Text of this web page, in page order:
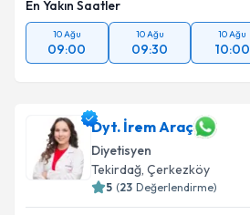
En Yakın Saatler
10 Ağu
09:00
10 Ağu
09:30
10 Ağu
10:00
Dyt. İrem Araç
Diyetisyen
Tekirdağ, Çerkezköy
5 (23 Değerlendirme)